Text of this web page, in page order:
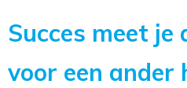
Succes meet je
voor een ander